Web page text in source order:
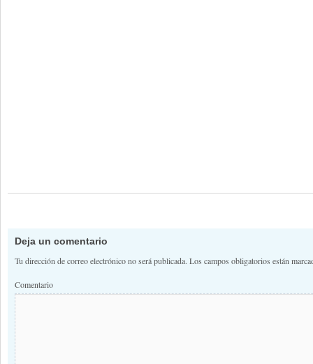
Deja un comentario
Tu dirección de correo electrónico no será publicada. Los campos obligatorios están
Comentario